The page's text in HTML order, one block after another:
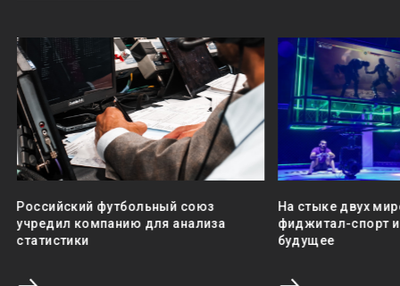
Российский футбольный союз
учредил компанию для анализа
статистики
На стыке двух
фиджитал-спорт
будущее